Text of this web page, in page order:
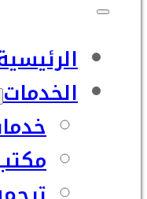
الخدمات